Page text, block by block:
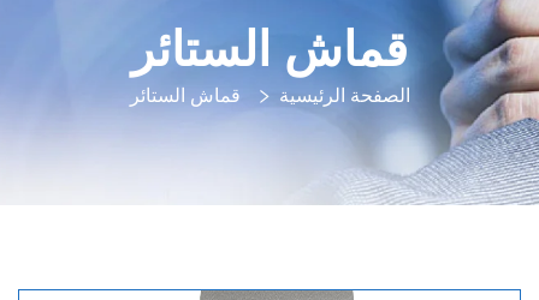
قماش الستائر
الصفحة الرئيسية قماش الستائر